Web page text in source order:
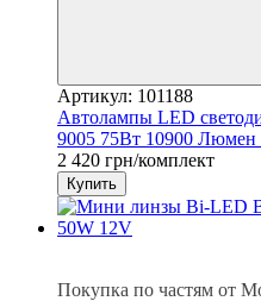
Артикул: 101188
Автолампы LED
9005 75Вт 10900 Люмен
2 420 грн/комплект
Купить
Покупка по частям от